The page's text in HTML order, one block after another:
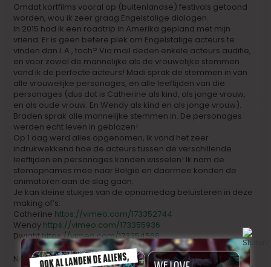
Omdat kortfilms vooral op (buitenlandse) festivals getoond
worden, wou ik zeer graag Engelstalige dialogen.
In 2015 had ik een roadtrip in Amerika gepland met mijn
vriend. Er is geen betere plek om Engelstalige acteurs te
vinden dan L.A., toch? Via mail deden enkele acteurs auditie,
en voor zowel de mannelijke als de vrouwelijke stemmen
vond ik de perfecte acteurs! Madi sprak de stemmen in van
alle vrouwelijke personages, en alle leeftijden van die
personages (dus dat is Catherine als kind, als jonge vrouw,
en als oude vrouw. En Wendy als kind en als jonge vrouw).
Braden sprak alle mannelijke stemmen in. De personages
werden echt leven in geblazen!
Op 1 dag werd alles opgenomen, ik vond het zeer
indrukwekkend hoe de acteurs tussen de verschillende
leeftijden en personages konden wisselen! Ik nam de
stemopnames mee naar België en daarmee konden de
animatoren aan de slag gaan.
Je kan kleine stukjes van de opnamedag beluisteren in deze
making of’s:
Catherine https://vimeo.com/173352744
Wendy https://vimeo.com/173355936
Dwighthttps://vimeo.com/173354566
Naast de Amerikaanse stemacteurs was er ook een Finse